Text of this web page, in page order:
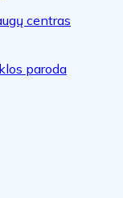
centras
paroda